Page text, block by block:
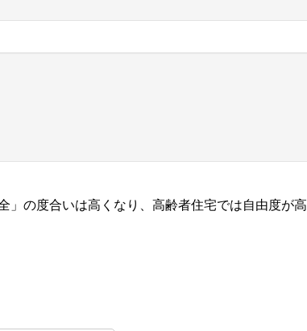
」の度合いは高くなり、高齢者住宅では自由度が高